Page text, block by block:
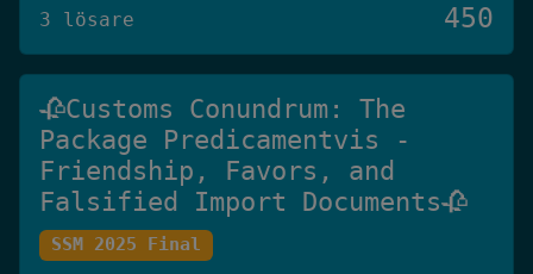
3 lösare 450
🥀Customs Conundrum: The
Package Predicamentvis -
Friendship, Favors, and
Falsified Import Documents🥀
SSM 2025 Final